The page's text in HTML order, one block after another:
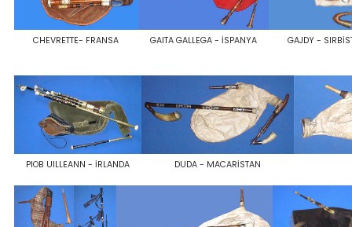
CHEVRETTE- FRANSA GAITA GALLEGA - İSPANYA GAJDY -
PIOB UILLEANN - İRLANDA DUDA - MACARİSTAN